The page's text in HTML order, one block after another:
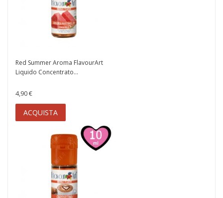
Red Summer Aroma FlavourArt
Liquido Concentrato...
4,90 €
ACQUISTA